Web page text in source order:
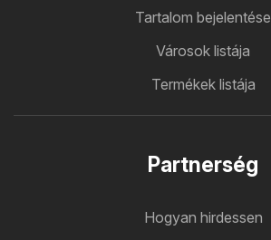
Tartalom bejelentése
Városok listája
Termékek listája
Partnerség
Hogyan hirdessen